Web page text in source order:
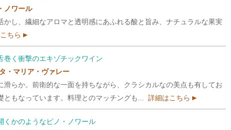
ノワール
かし、繊細なアロマと透明感にあふれる酸と旨み、ナチュラルな果実
ちら
巻く衝撃のエキゾチックワイン
・マリア・ヴァレー
滑らか。前衛的な一面を持ちながら、クラシカルなの美点も有してお
ともなっています。料理とのマッチングも...
詳細はこちら
くかのようなピノ・ノワール